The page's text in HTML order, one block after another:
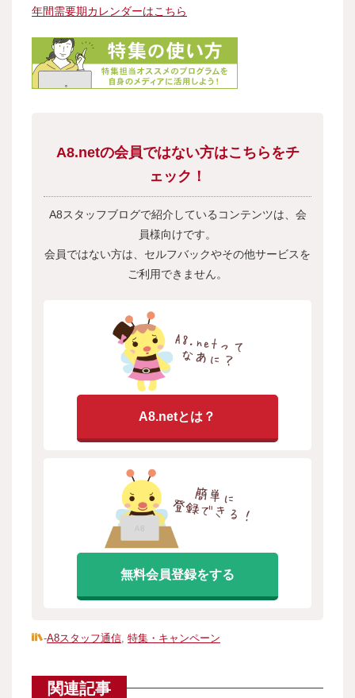
年間需要期カレンダーはこちら
A8.netの会員ではない方はこちらをチ
ェック！
A8スタッフブログで紹介しているコンテンツは、会
員様向けです。
会員ではない方は、セルフバックやその他サービスを
ご利用できません。
A8.netとは？
無料会員登録をする
-A8スタッフ通信, 特集・キャンペーン
関連記事